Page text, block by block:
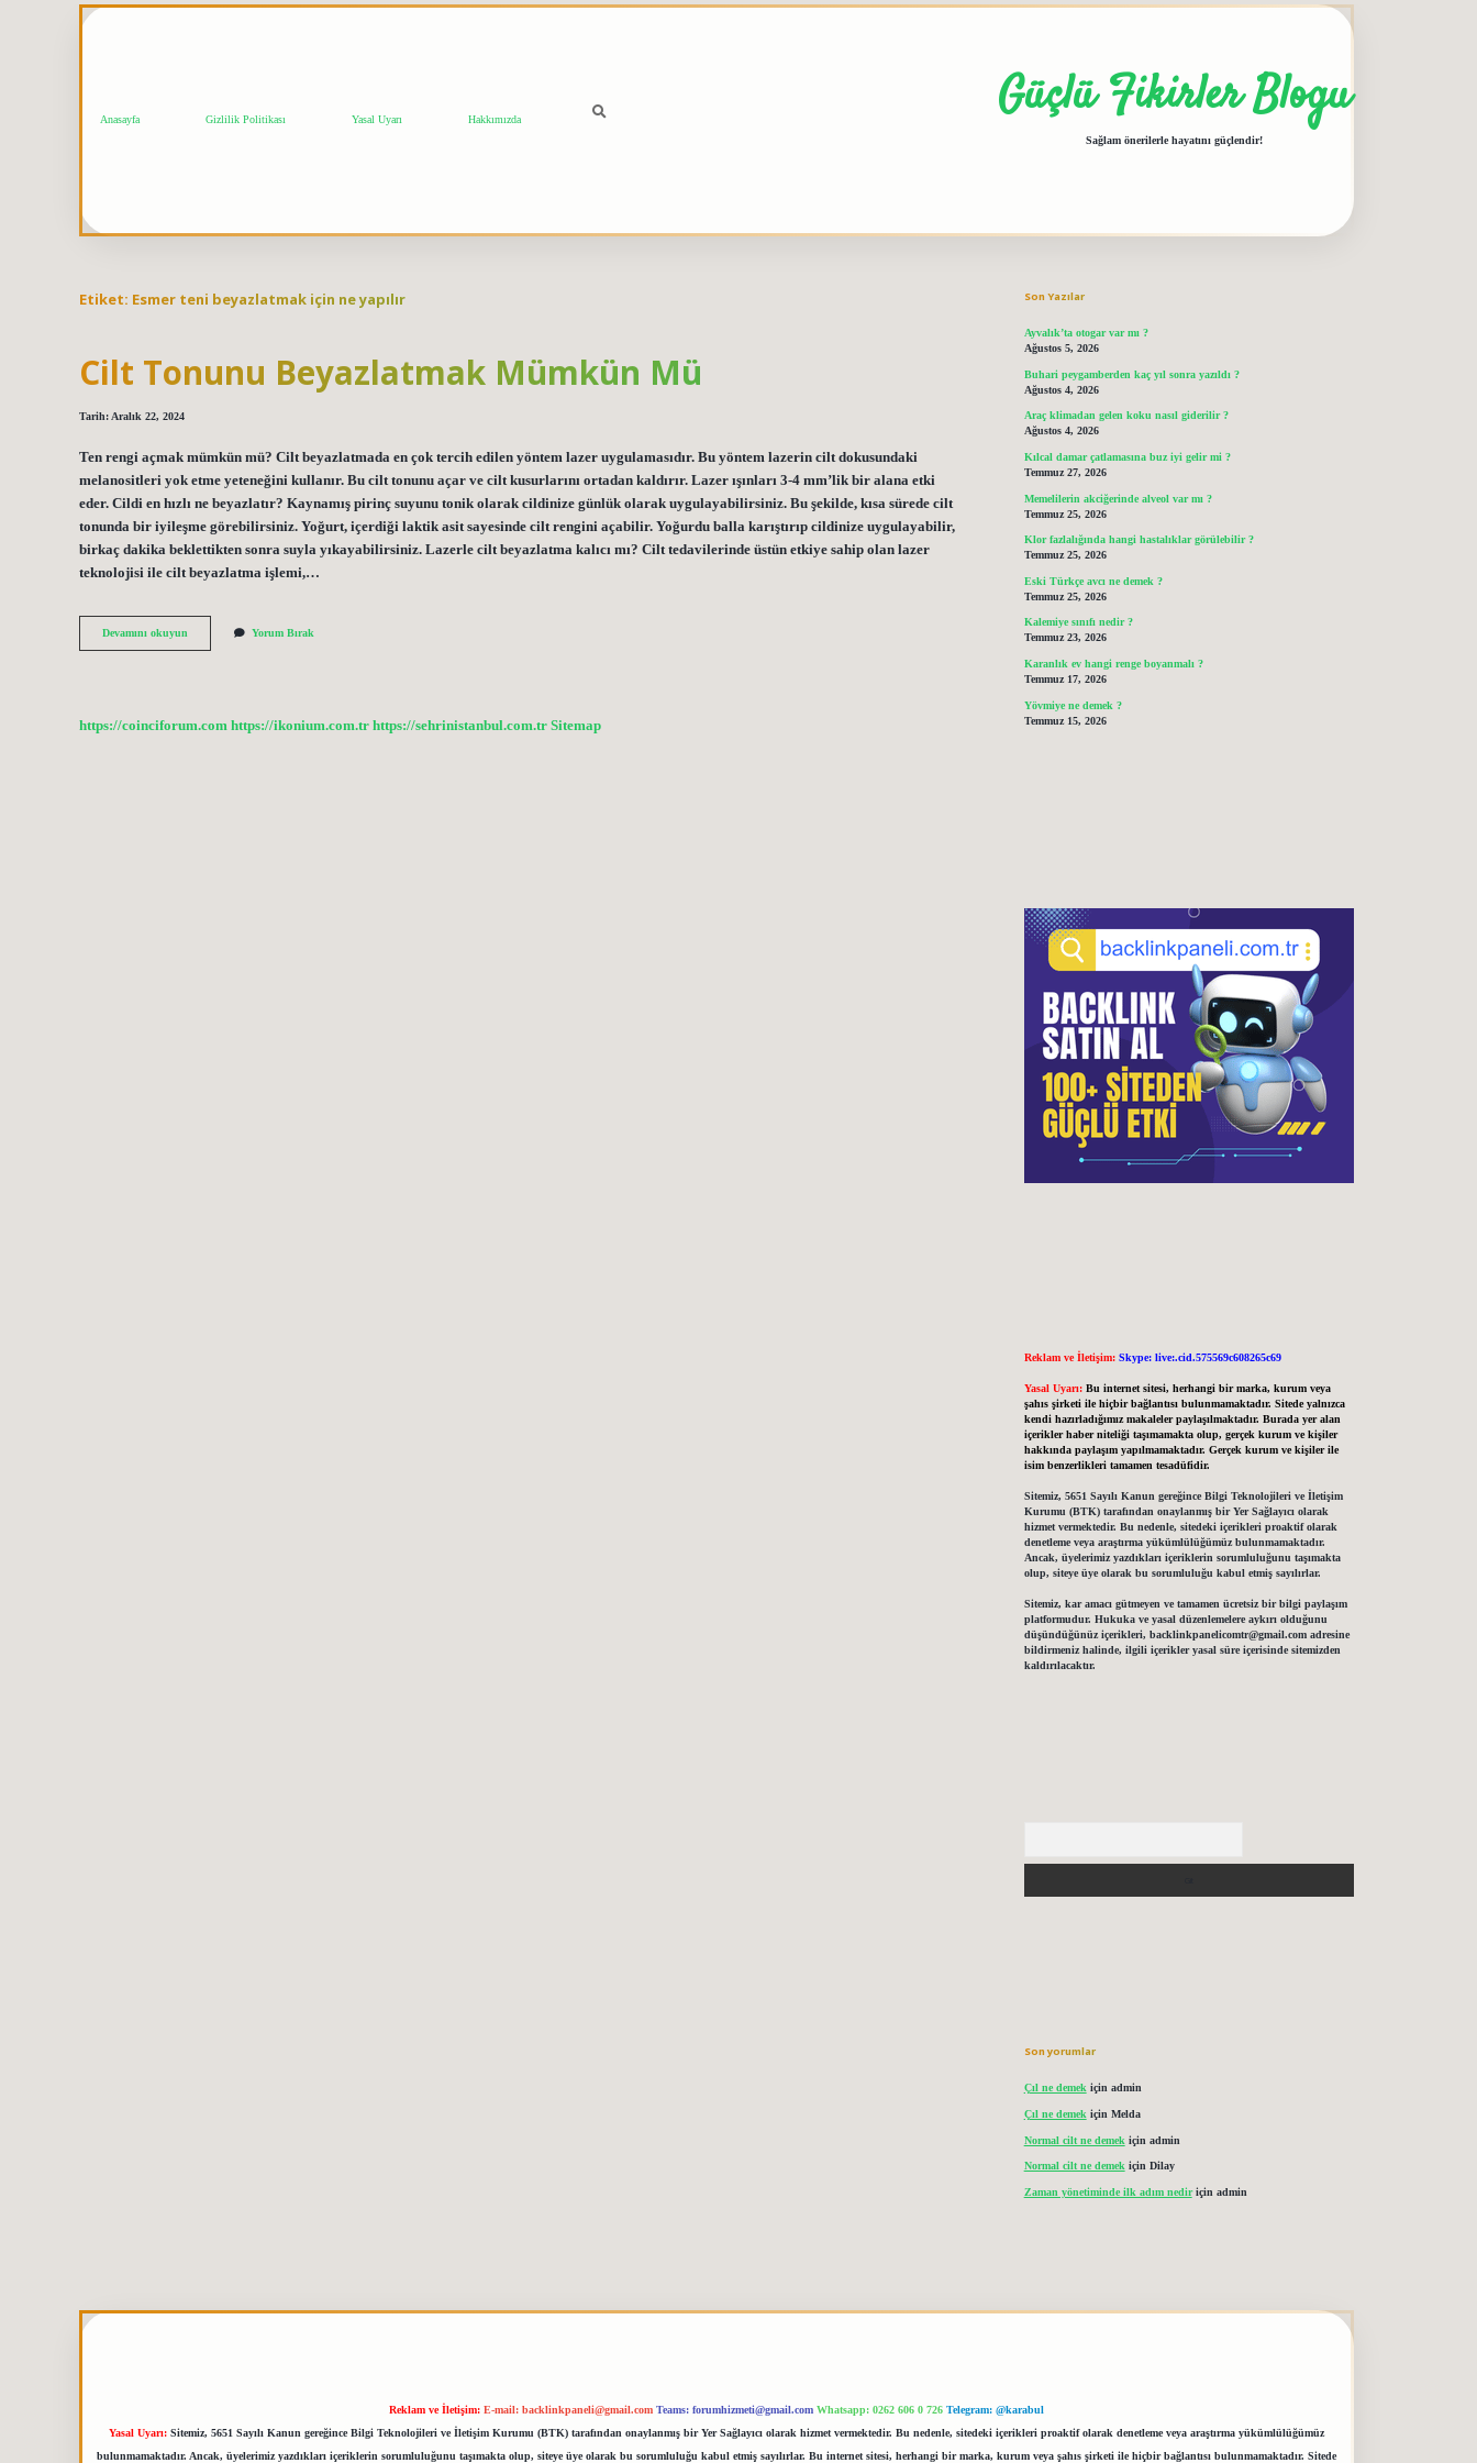
Anasayfa Gizlilik Politikası Yasal Uyarı Hakkımızda Güçlü Fikirler Blogu
Sağlam önerilerle hayatını güçlendir!
Etiket: Esmer teni beyazlatmak için ne yapılır
Cilt Tonunu Beyazlatmak Mümkün Mü
Tarih: Aralık 22, 2024
Ten rengi açmak mümkün mü? Cilt beyazlatmada en çok tercih edilen yöntem lazer uygulamasıdır. Bu yöntem lazerin cilt dokusundaki
melanositleri yok etme yeteneğini kullanır. Bu cilt tonunu açar ve cilt kusurlarını ortadan kaldırır. Lazer ışınları 3-4 mm’lik bir alana etki
eder. Cildi en hızlı ne beyazlatır? Kaynamış pirinç suyunu tonik olarak cildinize günlük olarak uygulayabilirsiniz. Bu şekilde, kısa sürede cilt
tonunda bir iyileşme görebilirsiniz. Yoğurt, içerdiği laktik asit sayesinde cilt rengini açabilir. Yoğurdu balla karıştırıp cildinize uygulayabilir,
birkaç dakika beklettikten sonra suyla yıkayabilirsiniz. Lazerle cilt beyazlatma kalıcı mı? Cilt tedavilerinde üstün etkiye sahip olan lazer
teknolojisi ile cilt beyazlatma işlemi,…
Devamını okuyun
Tonunu
Yorum Bırak
https://coinciforum.com https://ikonium.com.tr https://sehrinistanbul.com.tr Sitemap
Son Yazılar
Ayvalık’ta otogar var mı ?
Ağustos 5, 2026
Buhari peygamberden kaç yıl sonra yazıldı ?
Ağustos 4, 2026
Araç klimadan gelen koku nasıl giderilir ?
Ağustos 4, 2026
Kılcal damar çatlamasına buz iyi gelir mi ?
Temmuz 27, 2026
Memelilerin akciğerinde alveol var mı ?
Temmuz 25, 2026
Klor fazlalığında hangi hastalıklar görülebilir ?
Temmuz 25, 2026
Eski Türkçe avcı ne demek ?
Temmuz 25, 2026
Kalemiye sınıfı nedir ?
Temmuz 23, 2026
Karanlık ev hangi renge boyanmalı ?
Temmuz 17, 2026
Yövmiye ne demek ?
Temmuz 15, 2026
Reklam ve İletişim: Skype: live:.cid.575569c608265c69
Yasal Uyarı: Bu internet sitesi, herhangi bir marka, kurum veya
şahıs şirketi ile hiçbir bağlantısı bulunmamaktadır. Sitede yalnızca
kendi hazırladığımız makaleler paylaşılmaktadır. Burada yer alan
içerikler haber niteliği taşımamakta olup, gerçek kurum ve kişiler
hakkında paylaşım yapılmamaktadır. Gerçek kurum ve kişiler ile
isim benzerlikleri tamamen tesadüfidir.
Sitemiz, 5651 Sayılı Kanun gereğince Bilgi Teknolojileri ve İletişim
Kurumu (BTK) tarafından onaylanmış bir Yer Sağlayıcı olarak
hizmet vermektedir. Bu nedenle, sitedeki içerikleri proaktif olarak
denetleme veya araştırma yükümlülüğümüz bulunmamaktadır.
Ancak, üyelerimiz yazdıkları içeriklerin sorumluluğunu taşımakta
olup, siteye üye olarak bu sorumluluğu kabul etmiş sayılırlar.
Sitemiz, kar amacı gütmeyen ve tamamen ücretsiz bir bilgi paylaşım
platformudur. Hukuka ve yasal düzenlemelere aykırı olduğunu
düşündüğünüz içerikleri, backlinkpanelicomtr@gmail.comadresine
bildirmeniz halinde, ilgili içerikler yasal süre içerisinde sitemizden
kaldırılacaktır.
Son yorumlar
Çıl ne demekiçin admin
Çıl ne demek için Melda
Normal cilt ne demek için admin
Normal cilt ne demek için Dilay
Zaman yönetiminde ilk adım nediriçin admin
Reklam ve İletişim: E-mail: backlinkpaneli@gmail.com Teams: forumhizmeti@gmail.com Whatsapp: 0262 606 0 726 Telegram: @karabul
Yasal Uyarı: Sitemiz, 5651 Sayılı Kanun gereğince Bilgi Teknolojileri ve İletişim Kurumu (BTK) tarafından onaylanmış bir Yer Sağlayıcı olarak hizmet vermektedir. Bu nedenle, sitedeki içerikleri proaktif olarak denetleme veya araştırma yükümlülüğümüz
bulunmamaktadır. Ancak, üyelerimiz yazdıkları içeriklerin sorumluluğunu taşımakta olup, siteye üye olarak bu sorumluluğu kabul etmiş sayılırlar. Bu internet sitesi, herhangi bir marka, kurum veya şahıs şirketi ile hiçbir bağlantısı bulunmamaktadır. Sitede